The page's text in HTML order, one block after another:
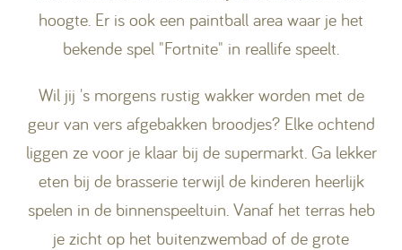
hoogte. Er is ook een paintball area waar je het
bekende spel "Fortnite" in reallife speelt.
Wil jij 's morgens rustig wakker worden met de
geur van vers afgebakken broodjes? Elke ochtend
liggen ze voor je klaar bij de supermarkt. Ga lekker
eten bij de brasserie terwijl de kinderen heerlijk
spelen in de binnenspeeltuin. Vanaf het terras heb
je zicht op het buitenzwembad of de grote